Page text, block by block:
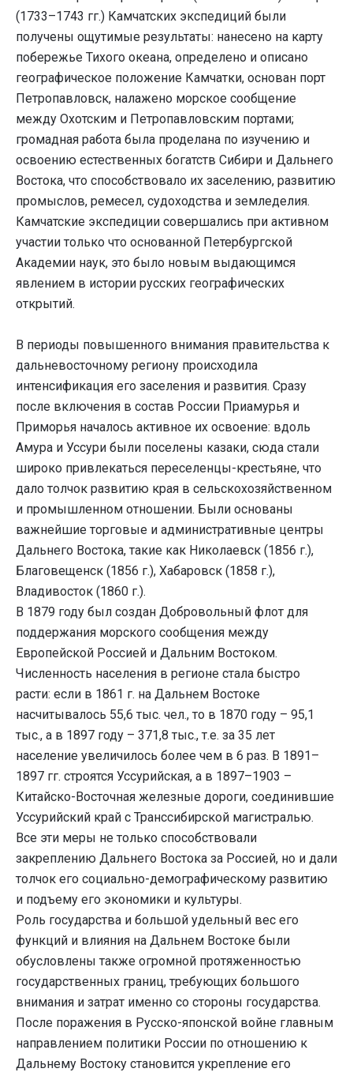
(1733–1743 гг.) Камчатских экспедиций были
получены ощутимые результаты: нанесено на карту
побережье Тихого океана, определено и описано
географическое положение Камчатки, основан порт
Петропавловск, налажено морское сообщение
между Охотским и Петропавловским портами;
громадная работа была проделана по изучению и
освоению естественных богатств Сибири и Дальнего
Востока, что способствовало их заселению, развитию
промыслов, ремесел, судоходства и земледелия.
Камчатские экспедиции совершались при активном
участии только что основанной Петербургской
Академии наук, это было новым выдающимся
явлением в истории русских географических
открытий.
В периоды повышенного внимания правительства к
дальневосточному региону происходила
интенсификация его заселения и развития. Сразу
после включения в состав России Приамурья и
Приморья началось активное их освоение: вдоль
Амура и Уссури были поселены казаки, сюда стали
широко привлекаться переселенцы-крестьяне, что
дало толчок развитию края в сельскохозяйственном
и промышленном отношении. Были основаны
важнейшие торговые и административные центры
Дальнего Востока, такие как Николаевск (1856 г.),
Благовещенск (1856 г.), Хабаровск (1858 г.),
Владивосток (1860 г.).
В 1879 году был создан Добровольный флот для
поддержания морского сообщения между
Европейской Россией и Дальним Востоком.
Численность населения в регионе стала быстро
расти: если в 1861 г. на Дальнем Востоке
насчитывалось 55,6 тыс. чел., то в 1870 году – 95,1
тыс., а в 1897 году – 371,8 тыс., т.е. за 35 лет
население увеличилось более чем в 6 раз. В 1891–
1897 гг. строятся Уссурийская, а в 1897–1903 –
Китайско-Восточная железные дороги, соединившие
Уссурийский край с Транссибирской магистралью.
Все эти меры не только способствовали
закреплению Дальнего Востока за Россией, но и дали
толчок его социально-демографическому развитию
и подъему его экономики и культуры.
Роль государства и большой удельный вес его
функций и влияния на Дальнем Востоке были
обусловлены также огромной протяженностью
государственных границ, требующих большого
внимания и затрат именно со стороны государства.
После поражения в Русско-японской войне главным
направлением политики России по отношению к
Дальнему Востоку становится укрепление его